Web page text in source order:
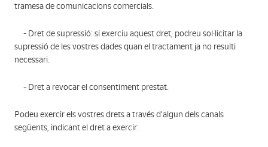
tramesa de comunicacions comercials.
- Dret de supressió: si exerciu aquest dret, podreu sol·licitar la
supressió de les vostres dades quan el tractament ja no resulti
necessari.
- Dret a revocar el consentiment prestat.
Podeu exercir els vostres drets a través d’algun dels canals
següents, indicant el dret a exercir: